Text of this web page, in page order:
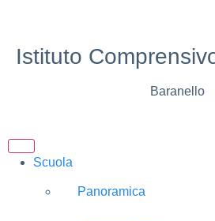
Istituto
Baranello
Scuola
Panoramica